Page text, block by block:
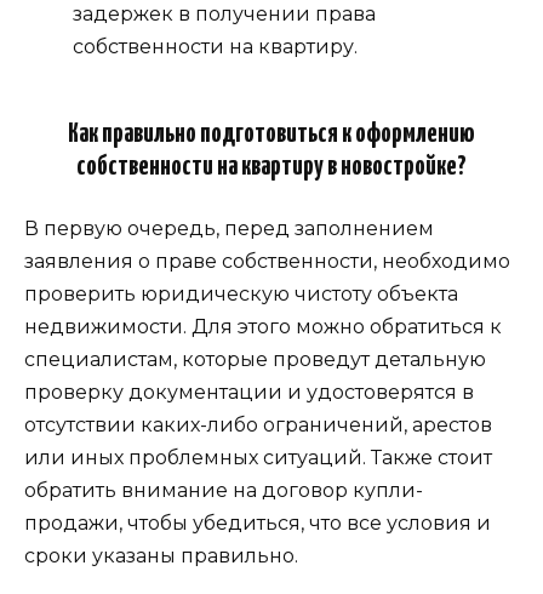
задержек в получении права
собственности на квартиру.
Как правильно подготовиться к оформлению
собственности на квартиру в новостройке?
В первую очередь, перед заполнением
заявления о праве собственности, необходимо
проверить юридическую чистоту объекта
недвижимости. Для этого можно обратиться к
специалистам, которые проведут детальную
проверку документации и удостоверятся в
отсутствии каких-либо ограничений, арестов
или иных проблемных ситуаций. Также стоит
обратить внимание на договор купли-
продажи, чтобы убедиться, что все условия и
сроки указаны правильно.